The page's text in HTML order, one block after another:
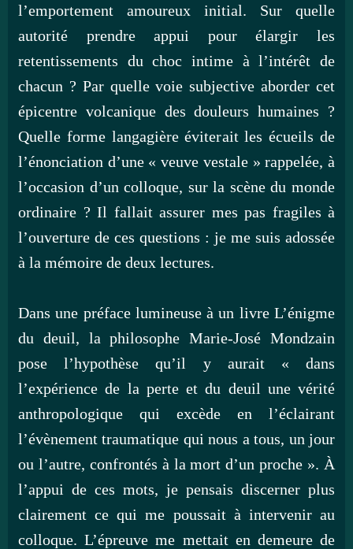
l’emportement amoureux initial. Sur quelle
autorité prendre appui pour élargir les
retentissements du choc intime à l’intérêt de
chacun ? Par quelle voie subjective aborder cet
épicentre volcanique des douleurs humaines ?
Quelle forme langagière éviterait les écueils de
l’énonciation d’une « veuve vestale » rappelée, à
l’occasion d’un colloque, sur la scène du monde
ordinaire ? Il fallait assurer mes pas fragiles à
l’ouverture de ces questions : je me suis adossée
à la mémoire de deux lectures.
Dans une préface lumineuse à un livre L’énigme
du deuil, la philosophe Marie-José Mondzain
pose l’hypothèse qu’il y aurait « dans
l’expérience de la perte et du deuil une vérité
anthropologique qui excède en l’éclairant
l’évènement traumatique qui nous a tous, un jour
ou l’autre, confrontés à la mort d’un proche ». À
l’appui de ces mots, je pensais discerner plus
clairement ce qui me poussait à intervenir au
colloque. L’épreuve me mettait en demeure de